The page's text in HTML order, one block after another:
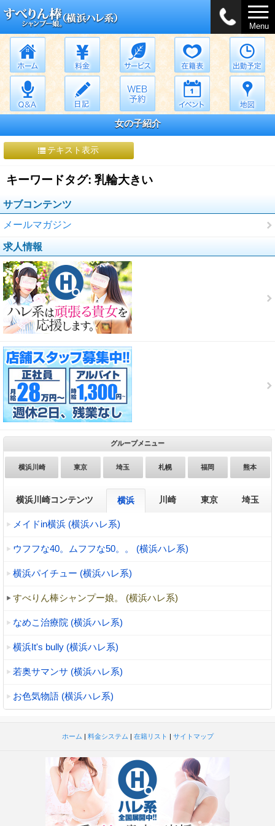
Menu
女の子紹介
テキスト表示
キーワードタグ: 乳輪大きい
サブコンテンツ
メールマガジン
求人情報
グループメニュー
横浜川崎 東京 埼玉 札幌 福岡 熊本
横浜川崎コンテンツ 横浜 川崎 東京 埼玉
メイドin横浜 (横浜ハレ系)
ウフフな40。ムフフな50。。 (横浜ハレ系)
横浜パイチュー (横浜ハレ系)
すべりん棒シャンプー娘。 (横浜ハレ系)
なめこ治療院 (横浜ハレ系)
横浜It's bully (横浜ハレ系)
若奥サマンサ (横浜ハレ系)
お色気物語 (横浜ハレ系)
ホーム | 料金システム | 在籍リスト | サイトマップ